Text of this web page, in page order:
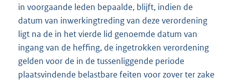
in voorgaande leden bepaalde, blijft, indien de
datum van inwerkingtreding van deze verordening
ligt na de in het vierde lid genoemde datum van
ingang van de heffing, de ingetrokken verordening
gelden voor de in de tussenliggende periode
plaatsvindende belastbare feiten voor zover ter zake